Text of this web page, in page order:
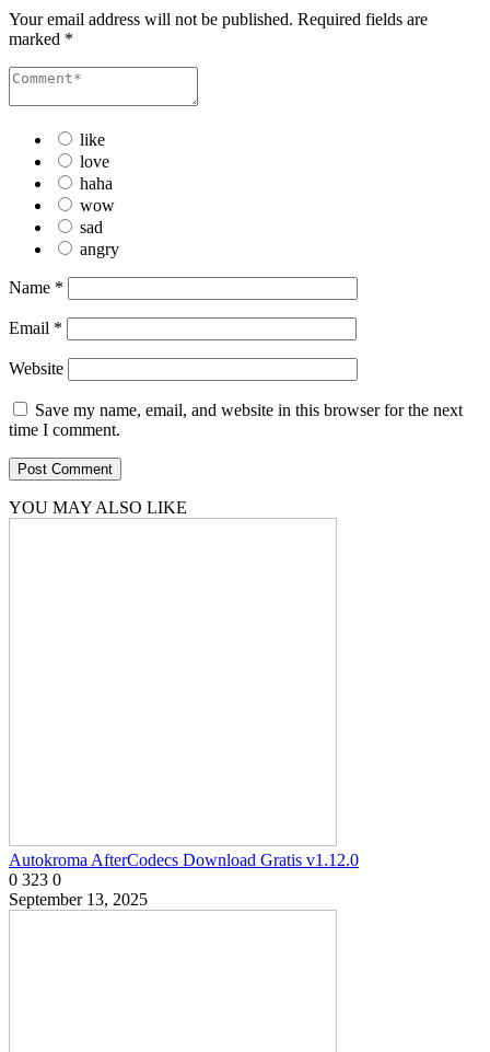
Your email address will not be published. Required fields are
marked *
like
love
haha
wow
sad
angry
Name *
Email *
Website
Save my name, email, and website in this browser for the next
time I comment.
YOU MAY ALSO LIKE
Autokroma AfterCodecs Download Gratis v1.12.0
0 323 0
September 13, 2025